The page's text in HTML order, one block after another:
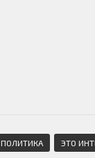
ПОЛИТИКА ЭТО